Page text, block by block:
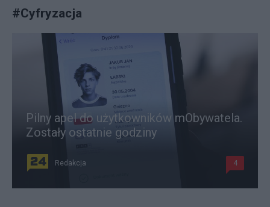
#Cyfryzacja
Pilny apel do użytkowników mObywatela.
Zostały ostatnie godziny
Redakcja 4